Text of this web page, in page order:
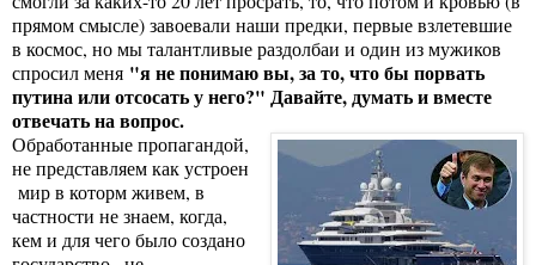
прямом смысле) завоевали наши предки, первые взлетевшие
в космос, но мы талантливые раздолбаи и один из мужиков
спросил меня "я не понимаю вы, за то, что бы порвать
путина или отсосать у него?" Давайте, думать и вместе
отвечать на вопрос.
Обработанные пропагандой,
не представляем как устроен
мир в которм живем, в
частности не знаем, когда,
кем и для чего было создано